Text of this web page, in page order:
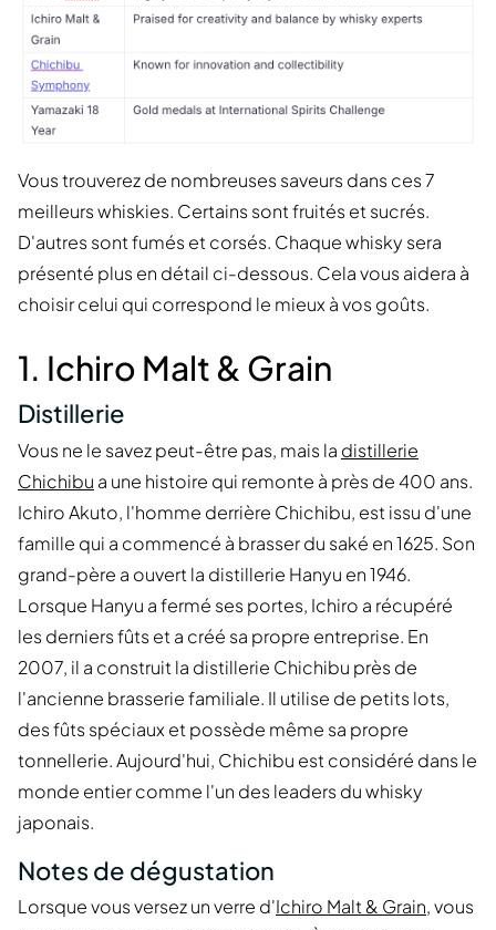
Vous trouverez de nombreuses saveurs dans ces 7
meilleurs whiskies. Certains sont fruités et sucrés.
D'autres sont fumés et corsés. Chaque whisky sera
présenté plus en détail ci-dessous. Cela vous aidera à
choisir celui qui correspond le mieux à vos goûts.
1. Ichiro Malt & Grain
Distillerie
Vous ne le savez peut-être pas, mais la distillerie
Chichibu a une histoire qui remonte à près de 400 ans.
Ichiro Akuto, l'homme derrière Chichibu, est issu d'une
famille qui a commencé à brasser du saké en 1625. Son
grand-père a ouvert la distillerie Hanyu en 1946.
Lorsque Hanyu a fermé ses portes, Ichiro a récupéré
les derniers fûts et a créé sa propre entreprise. En
2007, il a construit la distillerie Chichibu près de
l'ancienne brasserie familiale. Il utilise de petits lots,
des fûts spéciaux et possède même sa propre
tonnellerie. Aujourd'hui, Chichibu est considéré dans le
monde entier comme l'un des leaders du whisky
japonais.
Notes de dégustation
Lorsque vous versez un verre d'Ichiro Malt & Grain, vous